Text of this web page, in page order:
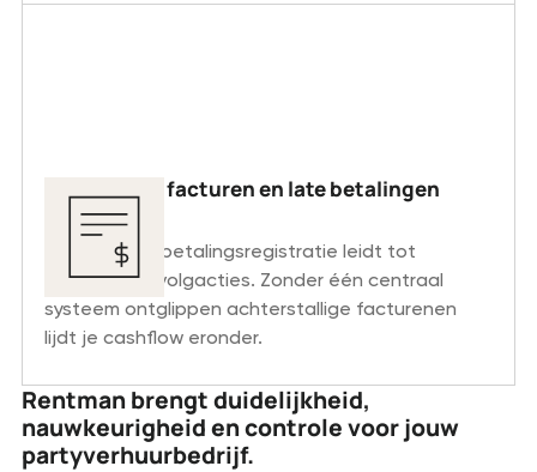
Onbetaalde facturen en late betalingen
opvolgen
Handmatige betalingsregistratie leidt tot
eindelozevervolgacties. Zonder één centraal
systeem ontglippen achterstallige facturenen
lijdt je cashflow eronder.
Rentman brengt duidelijkheid,
nauwkeurigheid en controle voor jouw
partyverhuurbedrijf.